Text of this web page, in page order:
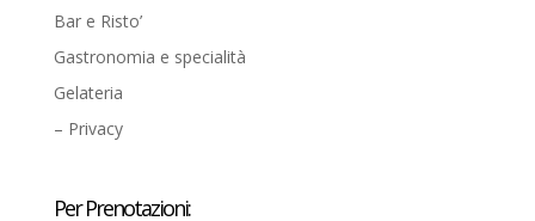
Bar e Risto’
Gastronomia e specialità
Gelateria
– Privacy
Per Prenotazioni: